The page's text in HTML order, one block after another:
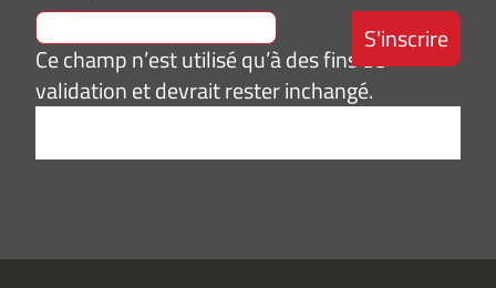
Ce champ n’est utilisé qu’à des fins de
validation et devrait rester inchangé.
e-